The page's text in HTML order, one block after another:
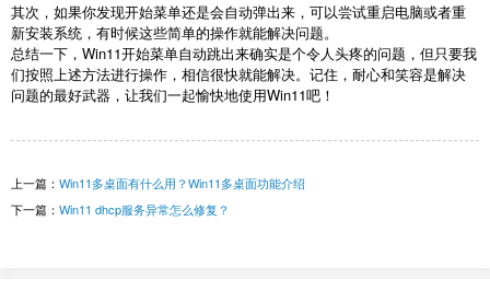
其次，如果你发现开始菜单还是会自动弹出来，可以尝试重启电脑或者重
新安装系统，有时候这些简单的操作就能解决问题。
总结一下，Win11开始菜单自动跳出来确实是个令人头疼的问题，但只要我
们按照上述方法进行操作，相信很快就能解决。记住，耐心和笑容是解决
问题的最好武器，让我们一起愉快地使用Win11吧！
上一篇： Win11多桌面有什么用？Win11多桌面功能介绍
下一篇： Win11 dhcp服务异常怎么修复？